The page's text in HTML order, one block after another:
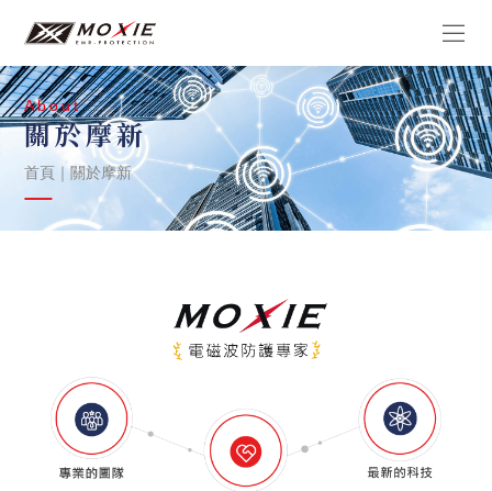
About
關於摩新
首頁 ｜關於摩新